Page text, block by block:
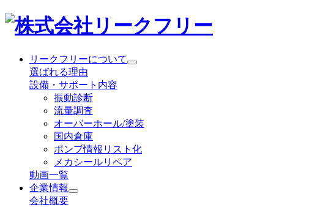
リークフリーについて
選ばれる理由
設備・サポート内容
振動診断
流量調査
オーバーホール/塗装
国内倉庫
ポンプ情報リスト化
メカシールリペア
動画一覧
企業情報
会社概要